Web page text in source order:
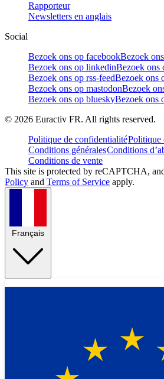
Rapporteur
Newsletters en anglais
Social
Bezoek ons op facebookBezoek
Bezoek ons op linkedinBezoek ons
Bezoek ons op rss-feedBezoek ons
Bezoek ons op mastodonBezoek
Bezoek ons op blueskyBezoek ons
© 2026 Euractiv FR. All rights reserved.
Politique de confidentialitéPolitique
Conditions généralesConditions
Conditions de vente
This site is protected by reCAPTCHA,
Policy and Terms of Service apply.
Français